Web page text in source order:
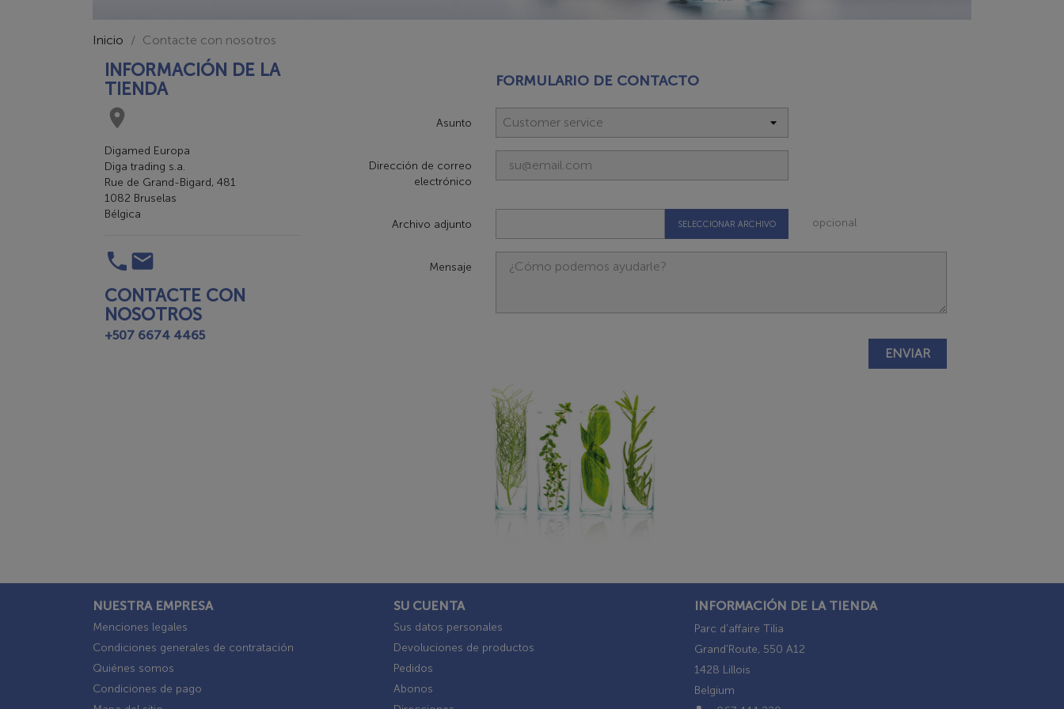
Inicio Contacte con nosotros
INFORMACIÓN DE LA
TIENDA

Digamed Europa
Diga trading s.a.
Rue de Grand-Bigard, 481
1082 Bruselas
Bélgica

CONTACTE CON
NOSOTROS
+507 6674 4465
FORMULARIO DE CONTACTO
Asunto
Dirección de correo
electrónico
Archivo adjunto SELECCIONAR ARCHIVO opcional
Mensaje
NUESTRA EMPRESA
Menciones legales
Condiciones generales de contratación
Quiénes somos
Condiciones de pago
SU CUENTA
Sus datos personales
Devoluciones de productos
Pedidos
Abonos
INFORMACIÓN DE LA TIENDA
Parc d’affaire Tilia
Grand'Route, 550 A12
1428 Lillois
Belgium